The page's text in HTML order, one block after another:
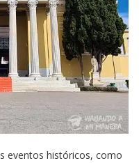
eventos históricos, como